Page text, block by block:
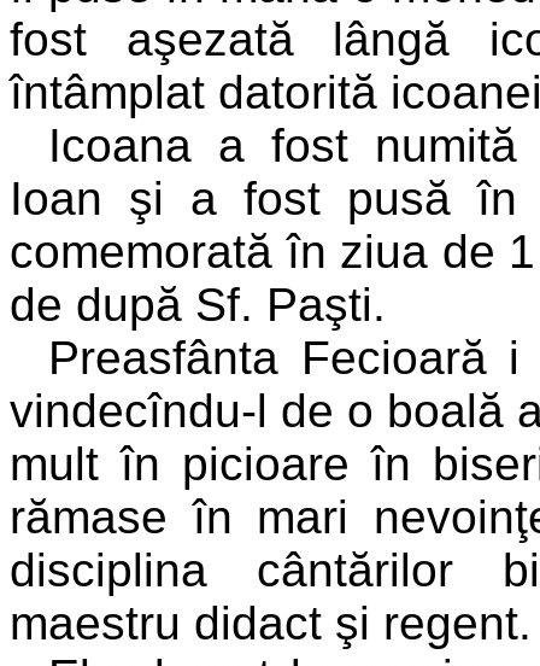
fost aşezată lângă
întâmplat datorită
Icoana a fost numită
Ioan şi a fost pusă în
comemorată în ziua de
de după Sf. Paşti.
Preasfânta Fecioară
vindecîndu-l de o boală
mult în picioare în
rămase în mari
disciplina cântărilor
maestru didact şi regent.